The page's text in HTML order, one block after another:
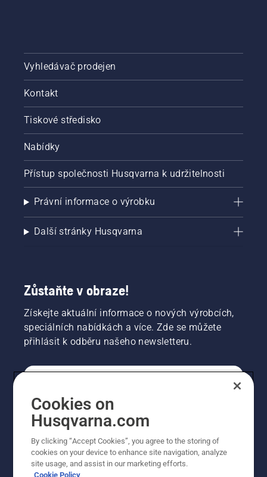
Vyhledávač prodejen
Kontakt
Tiskové středisko
Nabídky
Přístup společnosti Husqvarna k udržitelnosti
Právní informace o výrobku
Další stránky Husqvarna
Zůstaňte v obraze!
Získejte aktuální informace o nových výrobcích,
speciálních nabídkách a více. Zde se můžete
přihlásit k odběru našeho newsletteru.
PROFESIONÁLNÍ
Cookies on
Husqvarna.com
By clicking “Accept Cookies”, you agree to the storing of
cookies on your device to enhance site navigation, analyze
site usage, and assist in our marketing efforts.
Cookie Policy